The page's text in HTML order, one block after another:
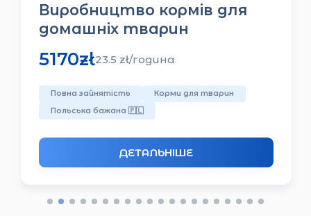
Працівник із забою та
оброблення птиці
6500zł24.5zł/година
Переробка курячого м'яса
З житлом
Польська бажана 🇵🇱
ДЕТАЛЬНІШЕ